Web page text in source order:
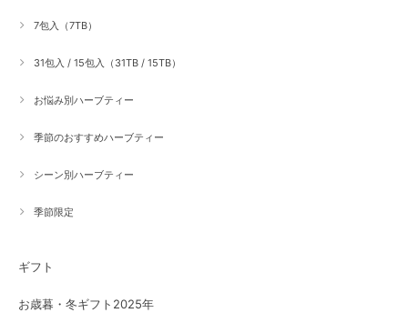
7包入（7TB）
31包入 / 15包入（31TB / 15TB）
お悩み別ハーブティー
季節のおすすめハーブティー
シーン別ハーブティー
季節限定
ギフト
お歳暮・冬ギフト2025年